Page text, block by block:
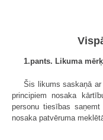
1.pants. Likuma
Šis likums saskaņā
principiem nosaka
personu tiesības
nosaka patvēruma